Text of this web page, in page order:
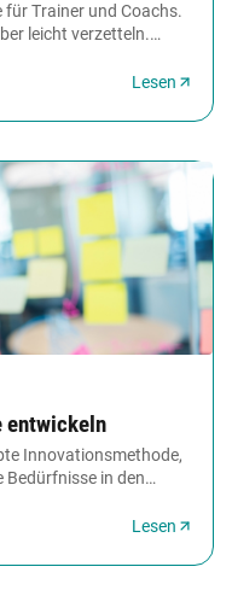
für Trainer und Coachs.
leicht verzetteln.
Lesen
entwickeln
Innovationsmethode,
Bedürfnisse in den
Lesen